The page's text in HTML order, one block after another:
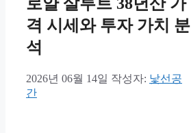
로얄 살루트 38년산 가
격 시세와 투자 가치 분
석
2026년 06월 14일 작성자: 낯선공
간